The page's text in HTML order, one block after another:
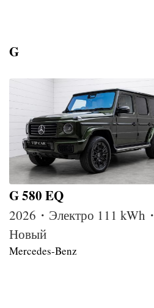
G
G 580 EQ
2026・Электро 111 kWh・
Новый
Mercedes-Benz